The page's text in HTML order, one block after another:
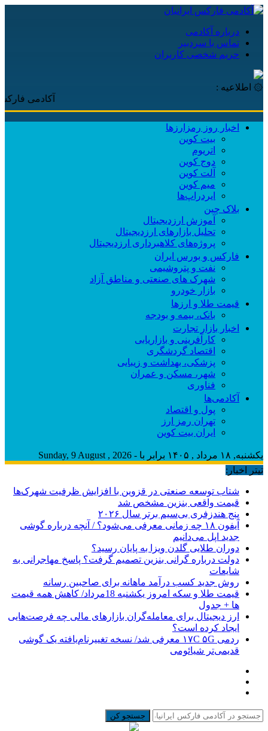
درباره آکادمی
تماس با سردبیر
حریم شخصی کاربران
۞ اطلاعیه :
آکادمی فارکس
اخبار روز رمزارزها
بیت کوین
اتریوم
دوج کوین
آلت کوین
میم کوین‌
ایردراپ‌ها
بلاک چین
آموزش ارزدیجیتال
تحلیل بازارهای ارزدیجیتال
پروژه‌های کلاهبرداری ارزدیجیتال
فارکس و بورس ایران
نفت و پتروشیمی
شهرک های صنعتی و مناطق آزاد
بازار خودرو
قیمت طلا و ارزها
بانک، بیمه و بودجه
اخبار بازار تجارت
کارآفرینی و بازاریابی
اقتصاد گردشگری
پزشکی، بهداشت و زیبایی
شهر، مسکن و عمران
فناوری
آکادمی‌ها
پول و اقتصاد
تهران رمز ارز
ایران بیت کوین
یکشنبه, ۱۸ مرداد , ۱۴۰۵ برابر با - Sunday, 9 August , 2026
تیتر اخبار:
شتاب توسعه صنعتی در قزوین با افزایش ظرفیت شهرک‌ها
قیمت واقعی بنزین مشخص شد
پنج هندزفری بی‌سیم برتر سال ۲۰۲۶
آیفون ۱۸ چه زمانی معرفی می‌شود؟ / آنچه درباره گوشی
جدید اپل می‌دانیم
دوران طلایی گلدن ویزا به پایان رسید؟
دولت درباره گرانی بنزین تصمیم گرفت؟ پاسخ مهاجرانی به
شایعات
روش جدید کسب درآمد ماهانه برای صاحبین رسانه
قیمت طلا و سکه امروز یکشنبه 18مرداد/ کاهش همه قیمت
ها + جدول
ارز دیجیتال برای معامله‌گران بازارهای مالی چه فرصت‌هایی
ایجاد کرده است؟
ردمی ۱۷C ۵G معرفی شد/ نسخه تغییرنام‌یافته یک گوشی
قدیمی‌تر شیائومی
جستجو کن